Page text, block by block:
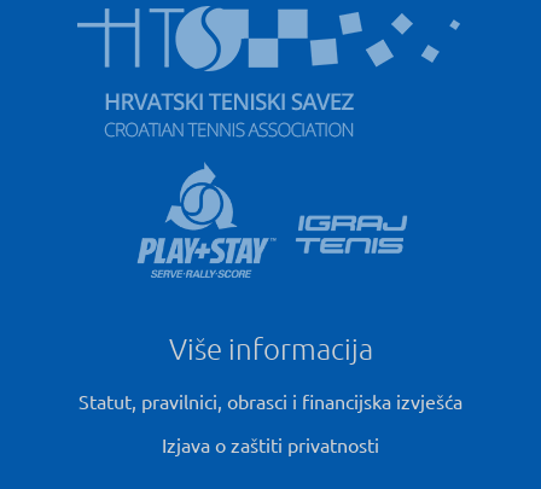
Više informacija
Statut, pravilnici, obrasci i financijska izvješća
Izjava o zaštiti privatnosti